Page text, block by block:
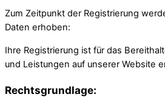
Zum Zeitpunkt der Registrierung
Daten erhoben:
Ihre Registrierung ist für das
und Leistungen auf unserer Website
Rechtsgrundlage: